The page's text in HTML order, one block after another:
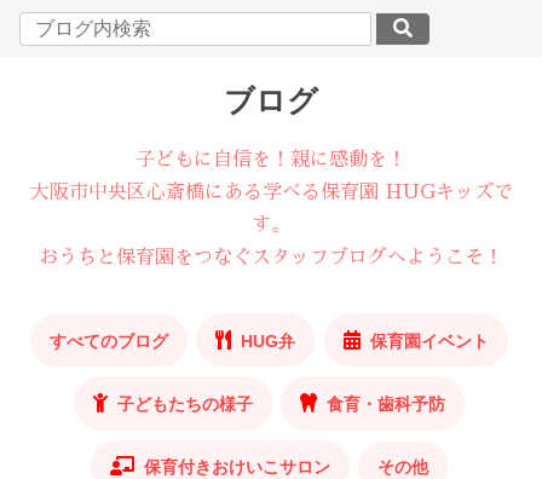
ブログ
子どもに自信を！親に感動を！
大阪市中央区心斎橋にある学べる保育園 HUGキッズで
す。
おうちと保育園をつなぐスタッフブログへようこそ！
すべてのブログ HUG弁 保育園イベント
子どもたちの様子 食育・歯科予防
保育付きおけいこサロン その他